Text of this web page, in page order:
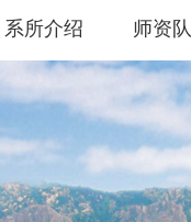
系所介绍 师资